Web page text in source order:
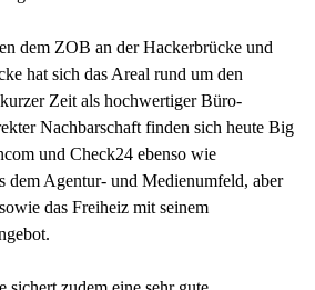
dem ZOB an der Hackerbrücke und
hat sich das Areal rund um den
Zeit als hochwertiger Büro-
Nachbarschaft finden sich heute Big
und Check24 ebenso wie
dem Agentur- und Medienumfeld, aber
das Freiheiz mit seinem